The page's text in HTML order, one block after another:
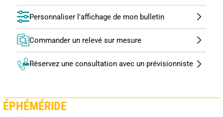
Personnaliser l'affichage de mon bulletin
Commander un relevé sur mesure
Réservez une consultation avec un prévisionniste
ÉPHÉMÉRIDE